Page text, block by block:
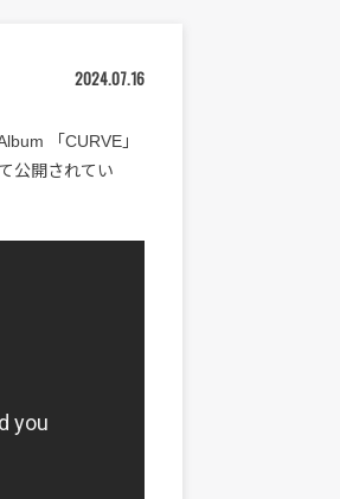
2024.07.16
「CURVE」
公開されてい